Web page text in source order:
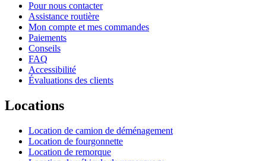
Pour nous contacter
Assistance routière
Mon compte et mes commandes
Paiements
Conseils
FAQ
Accessibilité
Évaluations des clients
Locations
Location de camion de déménagement
Location de fourgonnette
Location de remorque